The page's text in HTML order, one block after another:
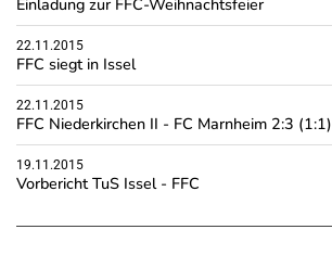
22.11.2015
FFC siegt in Issel
22.11.2015
FFC Niederkirchen II - FC Marnheim 2:3 (1:1)
19.11.2015
Vorbericht TuS Issel - FFC